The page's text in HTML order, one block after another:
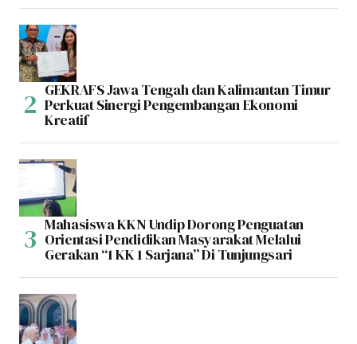
GEKRAFS Jawa Tengah dan Kalimantan Timur
Perkuat Sinergi Pengembangan Ekonomi
Kreatif
Mahasiswa KKN Undip Dorong Penguatan
Orientasi Pendidikan Masyarakat Melalui
Gerakan “1 KK 1 Sarjana” Di Tunjungsari